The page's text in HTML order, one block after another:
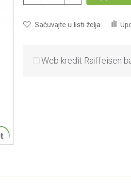
Sačuvajte u listi želja
Web kredit Raiffeisen